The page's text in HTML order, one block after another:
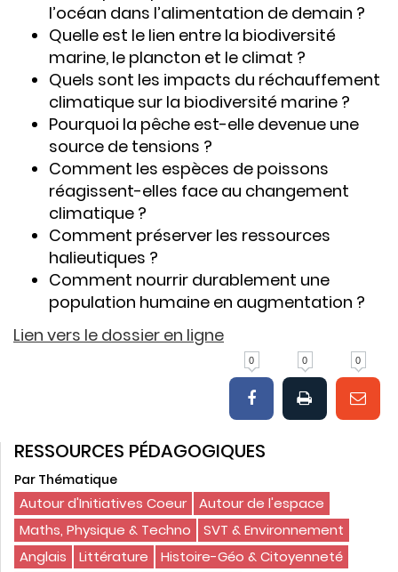
l’océan dans l’alimentation de demain ?
Quelle est le lien entre la biodiversité
marine, le plancton et le climat ?
Quels sont les impacts du réchauffement
climatique sur la biodiversité marine ?
Pourquoi la pêche est-elle devenue une
source de tensions ?
Comment les espèces de poissons
réagissent-elles face au changement
climatique ?
Comment préserver les ressources
halieutiques ?
Comment nourrir durablement une
population humaine en augmentation ?
Lien vers le dossier en ligne
0 0 0
RESSOURCES PÉDAGOGIQUES
Par Thématique
Autour d'Initiatives Coeur
Autour de l'espace
Maths, Physique & Techno
SVT & Environnement
Anglais
Littérature
Histoire-Géo & Citoyenneté